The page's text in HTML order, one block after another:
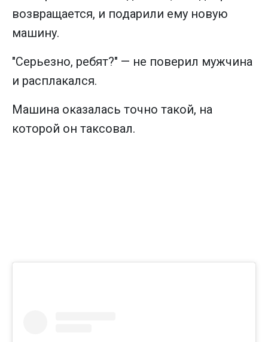
возвращается, и подарили ему новую
машину.
"Серьезно, ребят?" — не поверил мужчина
и расплакался.
Машина оказалась точно такой, на
которой он таксовал.